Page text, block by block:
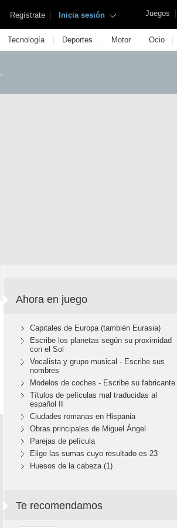
Juegos |
Regístrate | Inicia sesión
Tecnología | Deportes | Motor | Ocio |
.
Ahora en juego
Capitales de Europa (también Eurasia)
Escribe los planetas según su proximidad
con el Sol
Vocalista y grupo musical - Escribe sus
nombres
Modelos de coches - Escribe su fabricante
Títulos de películas mal traducidas al
español II
Ciudades romanas en Hispania
Obras principales de Miguel Ángel
Parejas de película
Elige las sumas cuyo resultado es 23
Huesos de la cabeza (1)
Te recomendamos